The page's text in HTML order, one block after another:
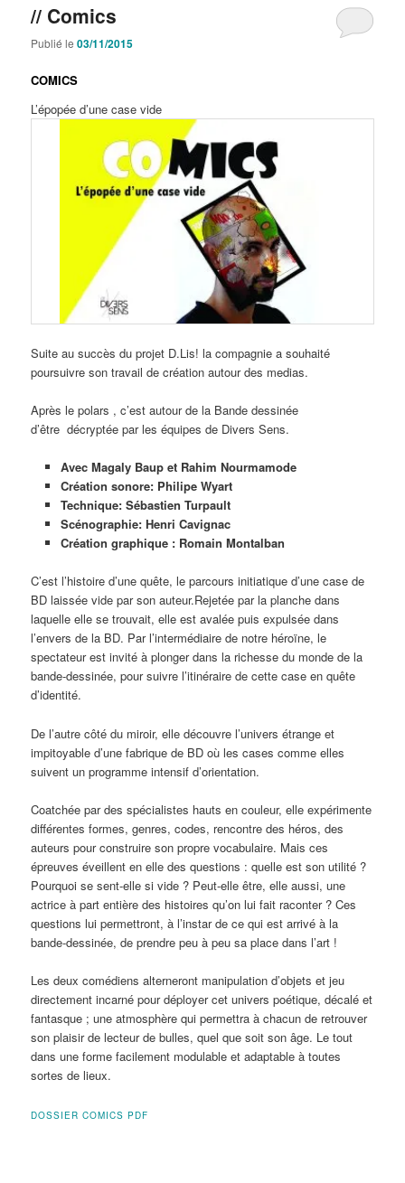
// Comics
Publié le03/11/2015
COMICS
L’épopée d’une case vide
Suite au succès du projet D.Lis! la compagnie a souhaité
poursuivre son travail de création autour des medias.
Après le polars , c’est autour de la Bande dessinée
d’être décryptée par les équipes de Divers Sens.
Avec Magaly Baup et Rahim Nourmamode
Création sonore: Philipe Wyart
Technique: Sébastien Turpault
Scénographie: Henri Cavignac
Création graphique : Romain Montalban
C’est l’histoire d’une quête, le parcours initiatique d’une case de
BD laissée vide par son auteur.Rejetée par la planche dans
laquelle elle se trouvait, elle est avalée puis expulsée dans
l’envers de la BD. Par l’intermédiaire de notre héroïne, le
spectateur est invité à plonger dans la richesse du monde de la
bande-dessinée, pour suivre l’itinéraire de cette case en quête
d’identité.
De l’autre côté du miroir, elle découvre l’univers étrange et
impitoyable d’une fabrique de BD où les cases comme elles
suivent un programme intensif d’orientation.
Coatchée par des spécialistes hauts en couleur, elle expérimente
différentes formes, genres, codes, rencontre des héros, des
auteurs pour construire son propre vocabulaire. Mais ces
épreuves éveillent en elle des questions : quelle est son utilité ?
Pourquoi se sent-elle si vide ? Peut-elle être, elle aussi, une
actrice à part entière des histoires qu’on lui fait raconter ? Ces
questions lui permettront, à l’instar de ce qui est arrivé à la
bande-dessinée, de prendre peu à peu sa place dans l’art !
Les deux comédiens alterneront manipulation d’objets et jeu
directement incarné pour déployer cet univers poétique, décalé et
fantasque ; une atmosphère qui permettra à chacun de retrouver
son plaisir de lecteur de bulles, quel que soit son âge. Le tout
dans une forme facilement modulable et adaptable à toutes
sortes de lieux.
DOSSIER COMICS PDF